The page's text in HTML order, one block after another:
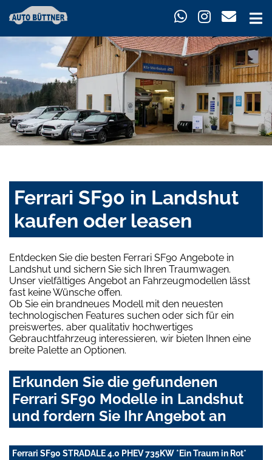
Ferrari SF90 in Landshut
kaufen oder leasen
Entdecken Sie die besten Ferrari SF90 Angebote in
Landshut und sichern Sie sich Ihren Traumwagen.
Unser vielfältiges Angebot an Fahrzeugmodellen lässt
fast keine Wünsche offen.
Ob Sie ein brandneues Modell mit den neuesten
technologischen Features suchen oder sich für ein
preiswertes, aber qualitativ hochwertiges
Gebrauchtfahrzeug interessieren, wir bieten Ihnen eine
breite Palette an Optionen.
Erkunden Sie die gefundenen
Ferrari SF90 Modelle in Landshut
und fordern Sie Ihr Angebot an
Ferrari SF90 STRADALE 4.0 PHEV 735KW *Ein Traum in Rot*